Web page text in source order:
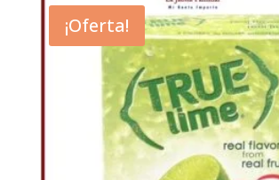
era:
$7.74.
es:
$5.35.
¡Oferta!